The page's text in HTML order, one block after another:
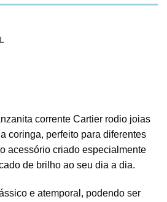
corrente Cartier rodio joias
coringa, perfeito para diferentes
acessório criado especialmente
de brilho ao seu dia a dia.
e atemporal, podendo ser